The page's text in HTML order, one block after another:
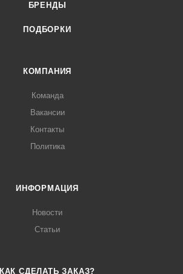
БРЕНДЫ
ПОДБОРКИ
КОМПАНИЯ
Команда
Вакансии
Контакты
Политика
ИНФОРМАЦИЯ
Новости
Статьи
КАК СДЕЛАТЬ ЗАКАЗ?